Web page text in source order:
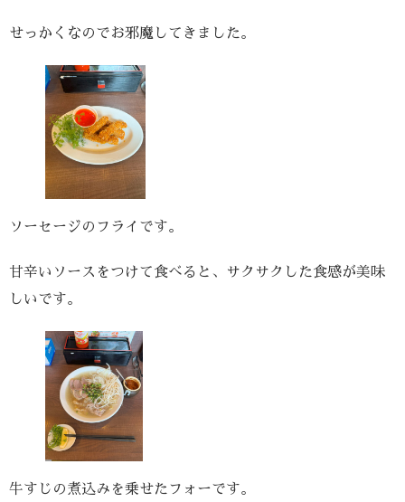
せっかくなのでお邪魔してきました。
ソーセージのフライです。
甘辛いソースをつけて食べると、サクサクした食感が美味
しいです。
牛すじの煮込みを乗せたフォーです。